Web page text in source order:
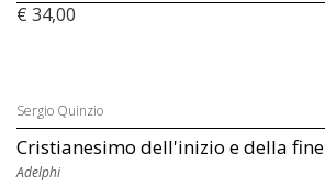
€ 34,00
Sergio Quinzio
Cristianesimo dell'inizio e della fine
Adelphi